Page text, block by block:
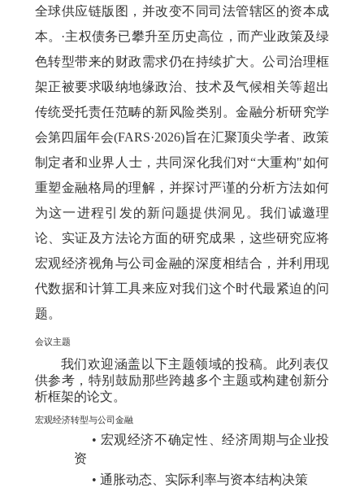
全球供应链版图，并改变不同司法管辖区的资本成
本。·主权债务已攀升至历史高位，而产业政策及绿
色转型带来的财政需求仍在持续扩大。公司治理框
架正被要求吸纳地缘政治、技术及气候相关等超出
传统受托责任范畴的新风险类别。金融分析研究学
会第四届年会(FARS·2026)旨在汇聚顶尖学者、政策
制定者和业界人士，共同深化我们对“大重构"如何
重塑金融格局的理解，并探讨严谨的分析方法如何
为这一进程引发的新问题提供洞见。我们诚邀理
论、实证及方法论方面的研究成果，这些研究应将
宏观经济视角与公司金融的深度相结合，并利用现
代数据和计算工具来应对我们这个时代最紧迫的问
题。
会议主题
我们欢迎涵盖以下主题领域的投稿。此列表仅
供参考，特别鼓励那些跨越多个主题或构建创新分
析框架的论文。
宏观经济转型与公司金融
• 宏观经济不确定性、经济周期与企业投
资
• 通胀动态、实际利率与资本结构决策